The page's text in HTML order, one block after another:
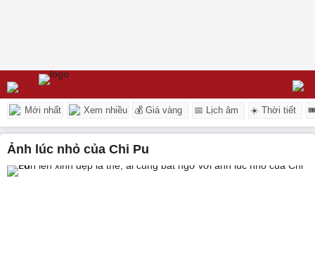
Mới nhất Xem nhiều 💰 Giá vàng 📅 Lịch âm ☀️ Thời tiết
ảnh lúc nhỏ của Chi Pu